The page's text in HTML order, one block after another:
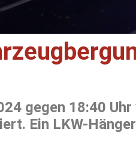
gegen 18:40
Ein LKW-